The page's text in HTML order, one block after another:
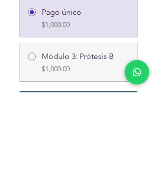
Pago único
$1,000.00
Módulo 3: Prótesis B
$1,000.00